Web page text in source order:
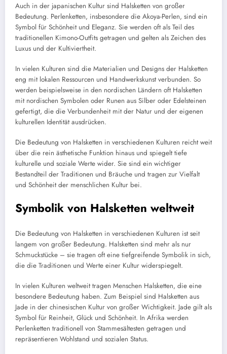
Auch in der japanischen Kultur sind Halsketten von großer
Bedeutung. Perlenketten, insbesondere die Akoya-Perlen, sind ein
Symbol für Schönheit und Eleganz. Sie werden oft als Teil des
traditionellen Kimono-Outfits getragen und gelten als Zeichen des
Luxus und der Kultiviertheit.
In vielen Kulturen sind die Materialien und Designs der Halsketten
eng mit lokalen Ressourcen und Handwerkskunst verbunden. So
werden beispielsweise in den nordischen Ländern oft Halsketten
mit nordischen Symbolen oder Runen aus Silber oder Edelsteinen
gefertigt, die die Verbundenheit mit der Natur und der eigenen
kulturellen Identität ausdrücken.
Die Bedeutung von Halsketten in verschiedenen Kulturen reicht weit
über die rein ästhetische Funktion hinaus und spiegelt tiefe
kulturelle und soziale Werte wider. Sie sind ein wichtiger
Bestandteil der Traditionen und Bräuche und tragen zur Vielfalt
und Schönheit der menschlichen Kultur bei.
Symbolik von Halsketten weltweit
Die Bedeutung von Halsketten in verschiedenen Kulturen ist seit
langem von großer Bedeutung. Halsketten sind mehr als nur
Schmuckstücke – sie tragen oft eine tiefgreifende Symbolik in sich,
die die Traditionen und Werte einer Kultur widerspiegelt.
In vielen Kulturen weltweit tragen Menschen Halsketten, die eine
besondere Bedeutung haben. Zum Beispiel sind Halsketten aus
Jade in der chinesischen Kultur von großer Wichtigkeit. Jade gilt als
Symbol für Reinheit, Glück und Schönheit. In Afrika werden
Perlenketten traditionell von Stammesältesten getragen und
repräsentieren Wohlstand und sozialen Status.